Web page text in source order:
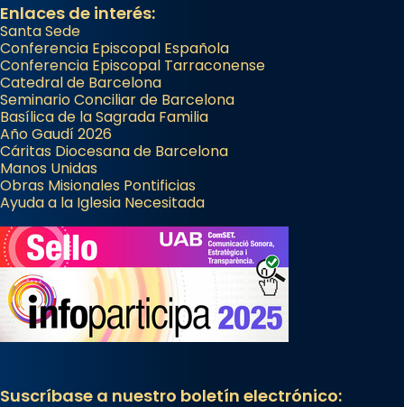
Enlaces de interés:
Santa Sede
Conferencia Episcopal Española
Conferencia Episcopal Tarraconense
Catedral de Barcelona
Seminario Conciliar de Barcelona
Basílica de la Sagrada Familia
Año Gaudí 2026
Cáritas Diocesana de Barcelona
Manos Unidas
Obras Misionales Pontificias
Ayuda a la Iglesia Necesitada
Suscríbase a nuestro boletín electrónico: